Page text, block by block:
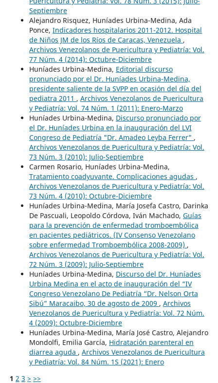
Septiembre
Alejandro Risquez, Huníades Urbina-Medina, Ada
Ponce, Indicadores hospitalarios 2011-2012. Hospital
de Niños JM de los Ríos de Caracas, Venezuela ,
Archivos Venezolanos de Puericultura y Pediatría: Vol.
77 Núm. 4 (2014): Octubre-Diciembre
Huníades Urbina-Medina, Editorial discurso
pronunciado por el Dr. Huníades Urbina-Medina,
presidente saliente de la SVPP en ocasión del día del
pediatra 2011 , Archivos Venezolanos de Puericultura
y Pediatría: Vol. 74 Núm. 1 (2011): Enero-Marzo
Huníades Urbina-Medina, Discurso pronunciado por
el Dr. Huníades Urbina en la inauguración del LVI
Congreso de Pediatría "Dr. Amadeo Leyba Ferrer" ,
Archivos Venezolanos de Puericultura y Pediatría: Vol.
73 Núm. 3 (2010): Julio-Septiembre
Carmen Rosario, Huníades Urbina-Medina,
Tratamiento coadyuvante. Complicaciones agudas ,
Archivos Venezolanos de Puericultura y Pediatría: Vol.
73 Núm. 4 (2010): Octubre-Diciembre
Huníades Urbina-Medina, María Josefa Castro, Darinka
De Pascuali, Leopoldo Córdova, Iván Machado, Guías
para la prevención de enfermedad tromboembólica
en pacientes pediátricos. (IV Consenso Venezolano
sobre enfermedad Tromboembólica 2008-2009) ,
Archivos Venezolanos de Puericultura y Pediatría: Vol.
72 Núm. 3 (2009): Julio-Septiembre
Huníades Urbina-Medina, Discurso del Dr. Huníades
Urbina Medina en el acto de inauguración del “IV
Congreso Venezolano De Pediatría “Dr. Nelson Orta
Sibú” Maracaibo, 30 de agosto de 2009 , Archivos
Venezolanos de Puericultura y Pediatría: Vol. 72 Núm.
4 (2009): Octubre-Diciembre
Huníades Urbina-Medina, María José Castro, Alejandro
Mondolfi, Emilia García, Hidratación parenteral en
diarrea aguda , Archivos Venezolanos de Puericultura
y Pediatría: Vol. 84 Núm. 1S (2021): Enero
1 2 3 > >>